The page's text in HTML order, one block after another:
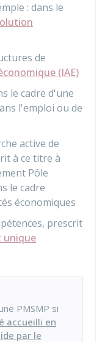
: dans le
de
(IAE)
le cadre d'une
l'emploi ou de
active de
à ce titre à
Pôle
le cadre
économiques
prescrit
unique
PMSMP si
accueilli en
par le